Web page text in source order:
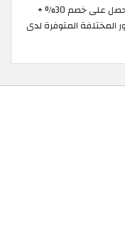
استخدم كود خصم بلومينج بوكس الاردن واحصل على خصم 30% +
المختلفة المتوفرة لدى